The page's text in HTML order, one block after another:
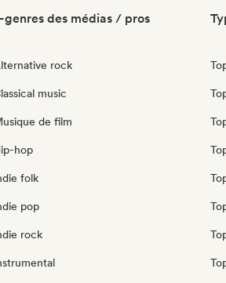
genres des médias / pros
rock
music
de film
hop
folk
pop
rock